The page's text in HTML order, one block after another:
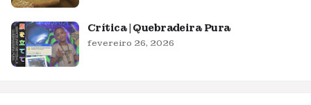
Crítica | Quebradeira Pura
fevereiro 26, 2026